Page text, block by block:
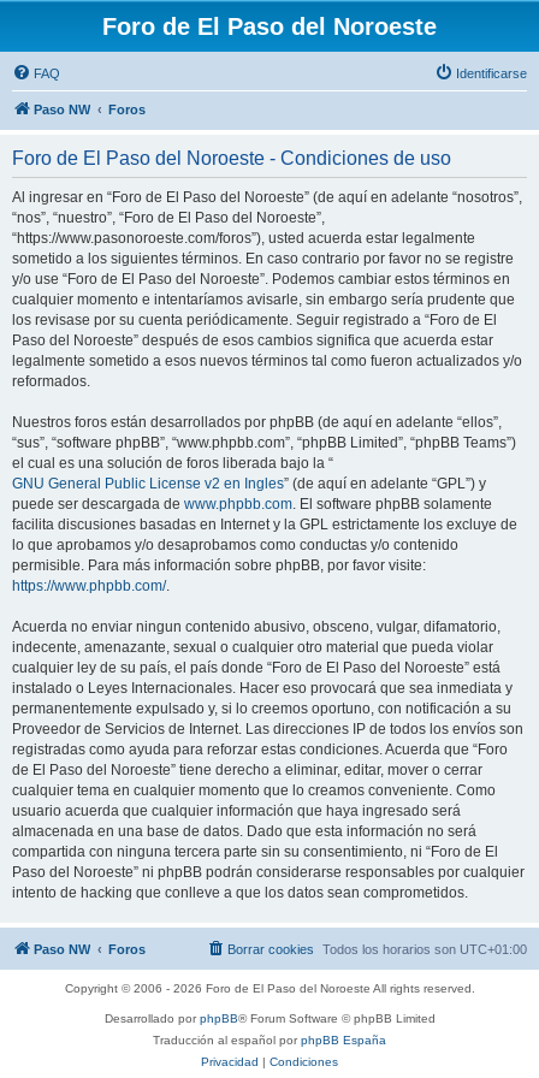
Foro de El Paso del Noroeste
FAQ Identificarse
Paso NW Foros
Foro de El Paso del Noroeste - Condiciones de uso
Al ingresar en “Foro de El Paso del Noroeste” (de aquí en adelante “nosotros”,
“nos”, “nuestro”, “Foro de El Paso del Noroeste”,
“https://www.pasonoroeste.com/foros”), usted acuerda estar legalmente
sometido a los siguientes términos. En caso contrario por favor no se registre
y/o use “Foro de El Paso del Noroeste”. Podemos cambiar estos términos en
cualquier momento e intentaríamos avisarle, sin embargo sería prudente que
los revisase por su cuenta periódicamente. Seguir registrado a “Foro de El
Paso del Noroeste” después de esos cambios significa que acuerda estar
legalmente sometido a esos nuevos términos tal como fueron actualizados y/o
reformados.
Nuestros foros están desarrollados por phpBB (de aquí en adelante “ellos”,
“sus”, “software phpBB”, “www.phpbb.com”, “phpBB Limited”, “phpBB Teams”)
el cual es una solución de foros liberada bajo la “
GNU General Public License v2 en Ingles” (de aquí en adelante “GPL”) y
puede ser descargada de www.phpbb.com. El software phpBB solamente
facilita discusiones basadas en Internet y la GPL estrictamente los excluye de
lo que aprobamos y/o desaprobamos como conductas y/o contenido
permisible. Para más información sobre phpBB, por favor visite:
https://www.phpbb.com/.
Acuerda no enviar ningun contenido abusivo, obsceno, vulgar, difamatorio,
indecente, amenazante, sexual o cualquier otro material que pueda violar
cualquier ley de su país, el país donde “Foro de El Paso del Noroeste” está
instalado o Leyes Internacionales. Hacer eso provocará que sea inmediata y
permanentemente expulsado y, si lo creemos oportuno, con notificación a su
Proveedor de Servicios de Internet. Las direcciones IP de todos los envíos son
registradas como ayuda para reforzar estas condiciones. Acuerda que “Foro
de El Paso del Noroeste” tiene derecho a eliminar, editar, mover o cerrar
cualquier tema en cualquier momento que lo creamos conveniente. Como
usuario acuerda que cualquier información que haya ingresado será
almacenada en una base de datos. Dado que esta información no será
compartida con ninguna tercera parte sin su consentimiento, ni “Foro de El
Paso del Noroeste” ni phpBB podrán considerarse responsables por cualquier
intento de hacking que conlleve a que los datos sean comprometidos.
Paso NW Foros Todos los horarios son UTC+01:00
Borrar cookies
Copyright © 2006 - 2026 Foro de El Paso del Noroeste All rights reserved.
Desarrollado porphpBB® Forum Software © phpBB Limited
Traducción al español porphpBB España
Privacidad | Condiciones